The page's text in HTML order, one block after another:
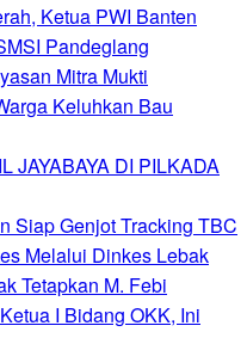
Ketua PWI Banten
Pandeglang
Mitra Mukti
Keluhkan Bau
JAYABAYA DI PILKADA
Siap Genjot Tracking TBC
Melalui Dinkes Lebak
Tetapkan M. Febi
I Bidang OKK, Ini